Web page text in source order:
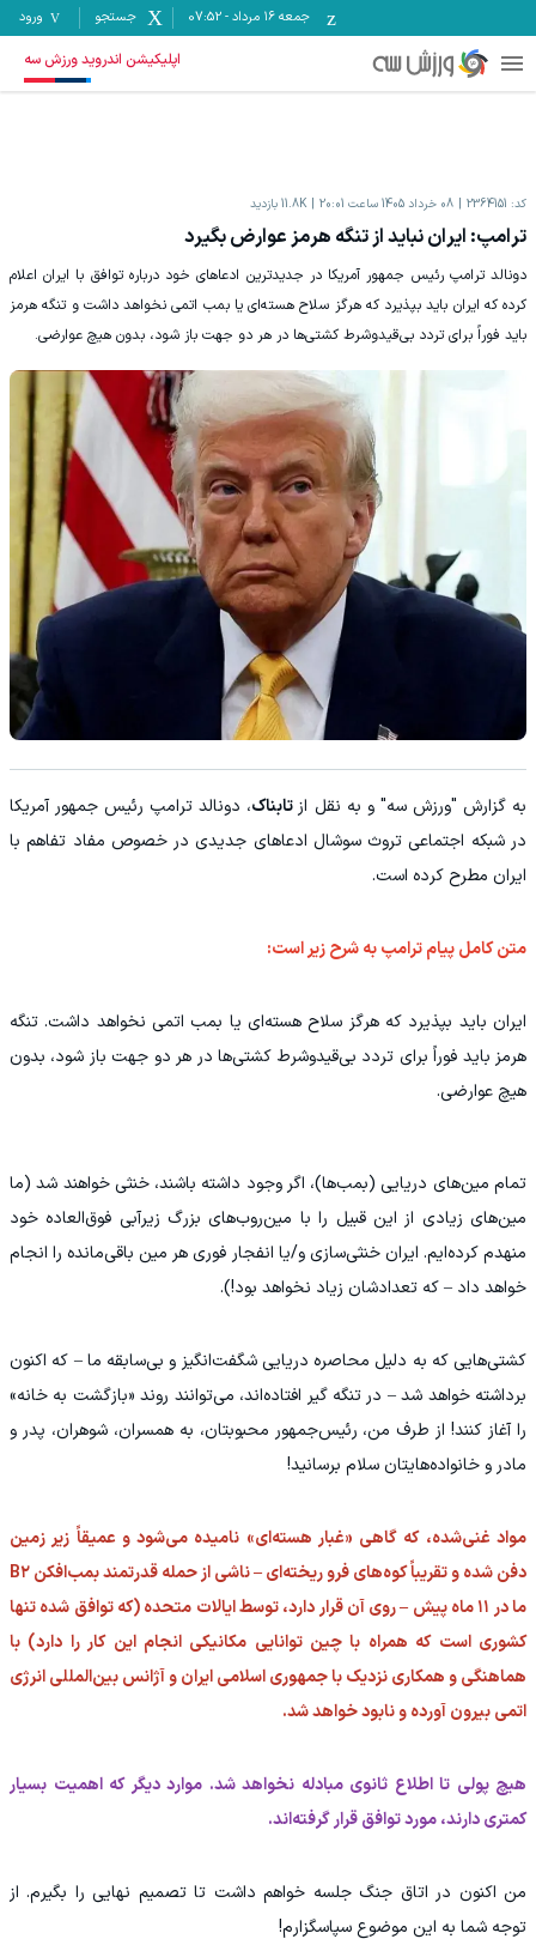
جمعه ۱۶ مرداد -
07:52 جستجو ورود
اپلیکیشن اندروید ورزش سه
کد: 2364151 08 خرداد 1405 ساعت 20:01 11.8K بازدید
ترامپ: ایران نباید از تنگه هرمز عوارض بگیرد
دونالد ترامپ رئیس جمهور آمریکا در جدیدترین ادعا‌های خود درباره توافق با ایران اعلام
کرده که ایران باید بپذیرد که هرگز سلاح هسته‌ای یا بمب اتمی نخواهد داشت و تنگه هرمز
باید فوراً برای تردد بی‌قیدوشرط کشتی‌ها در هر دو جهت باز شود، بدون هیچ عوارضی.
به گزارش "ورزش سه" و به نقل از تابناک، دونالد ترامپ رئیس جمهور آمریکا
در شبکه اجتماعی تروث سوشال ادعا‌های جدیدی در خصوص مفاد تفاهم با
ایران مطرح کرده است.
متن کامل پیام ترامپ به شرح زیر است:
ایران باید بپذیرد که هرگز سلاح هسته‌ای یا بمب اتمی نخواهد داشت. تنگه
هرمز باید فوراً برای تردد بی‌قیدوشرط کشتی‌ها در هر دو جهت باز شود، بدون
هیچ عوارضی.
تمام مین‌های دریایی (بمب‌ها)، اگر وجود داشته باشند، خنثی خواهند شد (ما
مین‌های زیادی از این قبیل را با مین‌روب‌های بزرگ زیرآبی فوق‌العاده خود
منهدم کرده‌ایم. ایران خنثی‌سازی و/یا انفجار فوری هر مین باقی‌مانده را انجام
خواهد داد – که تعدادشان زیاد نخواهد بود!).
کشتی‌هایی که به دلیل محاصره دریایی شگفت‌انگیز و بی‌سابقه ما – که اکنون
برداشته خواهد شد – در تنگه گیر افتاده‌اند، می‌توانند روند «بازگشت به خانه»
را آغاز کنند! از طرف من، رئیس‌جمهور محبوبتان، به همسران، شوهران، پدر و
مادر و خانواده‌هایتان سلام برسانید!
مواد غنی‌شده، که گاهی «غبار هسته‌ای» نامیده می‌شود و عمیقاً زیر زمین
دفن شده و تقریباً کوه‌های فرو ریخته‌ای – ناشی از حمله قدرتمند بمب‌افکن B۲
ما در ۱۱ ماه پیش – روی آن قرار دارد، توسط ایالات متحده (که توافق شده تنها
کشوری است که همراه با چین توانایی مکانیکی انجام این کار را دارد) با
هماهنگی و همکاری نزدیک با جمهوری اسلامی ایران و آژانس بین‌المللی انرژی
اتمی بیرون آورده و نابود خواهد شد.
هیچ پولی تا اطلاع ثانوی مبادله نخواهد شد. موارد دیگر که اهمیت بسیار
کمتری دارند، مورد توافق قرار گرفته‌اند.
من اکنون در اتاق جنگ جلسه خواهم داشت تا تصمیم نهایی را بگیرم. از
توجه شما به این موضوع سپاسگزارم!